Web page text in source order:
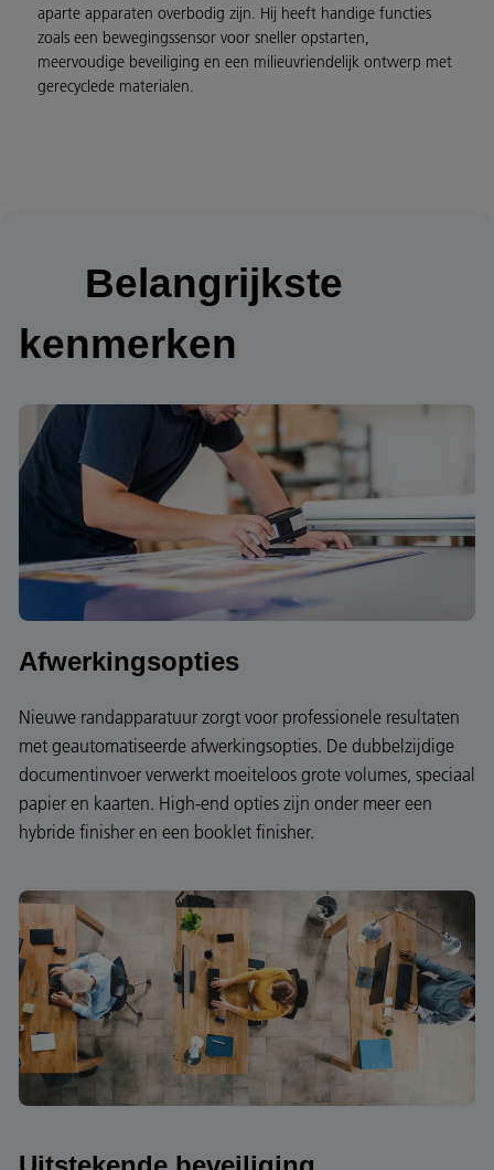
aparte apparaten overbodig zijn. Hij heeft handige functies
zoals een bewegingssensor voor sneller opstarten,
meervoudige beveiliging en een milieuvriendelijk ontwerp met
gerecyclede materialen.
Belangrijkste
kenmerken
Afwerkingsopties
Nieuwe randapparatuur zorgt voor professionele resultaten
met geautomatiseerde afwerkingsopties. De dubbelzijdige
documentinvoer verwerkt moeiteloos grote volumes, speciaal
papier en kaarten. High-end opties zijn onder meer een
hybride finisher en een booklet finisher.